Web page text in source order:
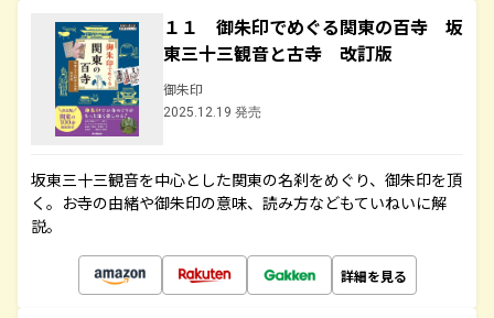
１１ 御朱印でめぐる関東の百寺 坂
東三十三観音と古寺 改訂版
御朱印
2025.12.19 発売
坂東三十三観音を中心とした関東の名刹をめぐり、御朱印を頂
く。お寺の由緒や御朱印の意味、読み方などもていねいに解
説。
詳細を見る